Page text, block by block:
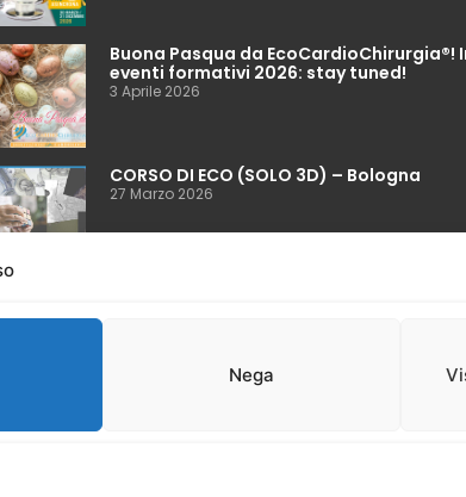
Nega
Buona Pasqua da EcoCardioChirurgia®!
eventi formativi 2026: stay tuned!
3 Aprile 2026
CORSO DI ECO (SOLO 3D) – Bologna
27 Marzo 2026
Informativa sui cookie